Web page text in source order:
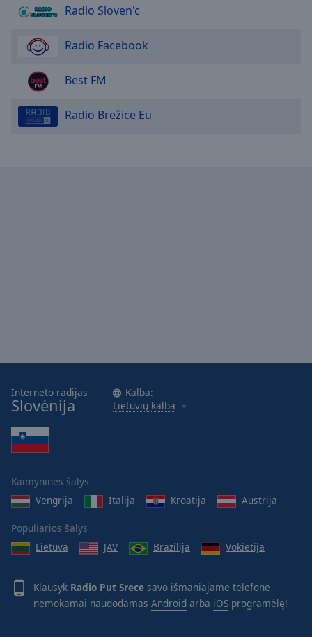
Radio Sloven'c
Radio Facebook
Best FM
Radio Brežice Eu
Interneto radijas
Slovėnija
Kalba:
Lietuvių kalba
Kaimyninės šalys
Vengrija
Italija Kroatija Austrija
Populiarios šalys
Lietuva
JAV Brazilija Vokietija
Klausyk Radio Put Srece savo išmaniajame telefone
nemokamai naudodamas Android arba iOS programėlę!